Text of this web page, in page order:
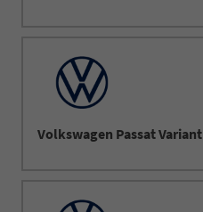
Volkswagen Passat Variant